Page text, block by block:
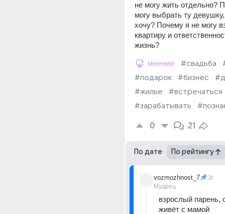
не могу жить отдельно?
могу выбрать ту
хочу? Почему я не могу
квартиру и
жизнь?
мнения #свадьба
#подарок
#бизнес
#жилье
#встречаться
#зарабатывать
0 21
По дате По рейтингу
vozmozhnost_7
Мудрец
3г
взрослый парень,
живёт с мамой